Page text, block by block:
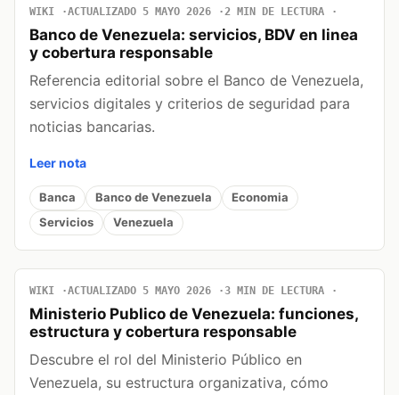
WIKI ACTUALIZADO 5 MAYO 2026 2 MIN DE LECTURA
Banco de Venezuela: servicios, BDV en linea
y cobertura responsable
Referencia editorial sobre el Banco de Venezuela,
servicios digitales y criterios de seguridad para
noticias bancarias.
Leer nota
Banca Banco de Venezuela
Economia
Servicios
Venezuela
WIKI ACTUALIZADO 5 MAYO 2026 3 MIN DE LECTURA
Ministerio Publico de Venezuela: funciones,
estructura y cobertura responsable
Descubre el rol del Ministerio Público en
Venezuela, su estructura organizativa, cómo